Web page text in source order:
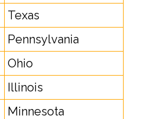
Texas
Pennsylvania
Ohio
Illinois
Minnesota